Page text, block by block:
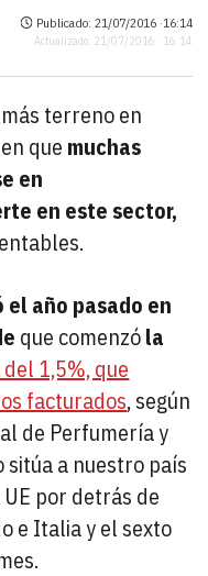
Publicado: 21/07/2016 ·16:14
Actualizado: 21/07/2016 · 16:14
terreno en
que muchas
en
en este sector,
año pasado en
que comenzóla
1,5%, que
facturados, según
de Perfumería y
sitúa a nuestro país
por detrás de
e Italia y el sexto